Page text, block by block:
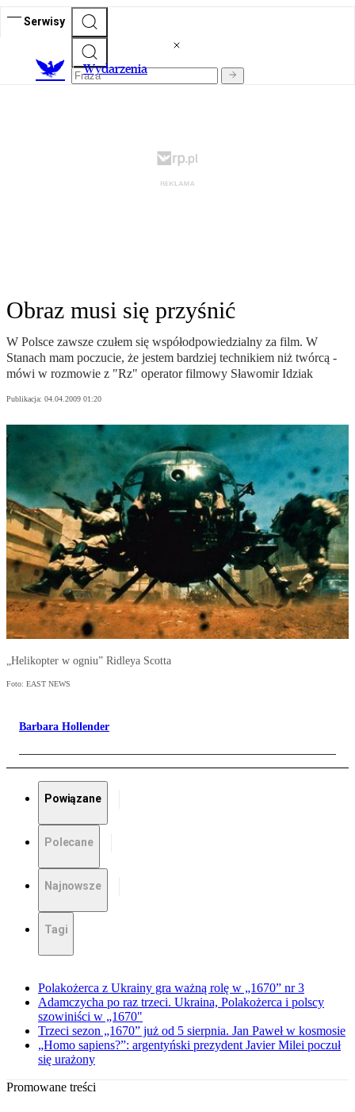
Serwisy
Wydarzenia
Obraz musi się przyśnić
W Polsce zawsze czułem się współodpowiedzialny za film. W
Stanach mam poczucie, że jestem bardziej technikiem niż twórcą -
mówi w rozmowie z "Rz" operator filmowy Sławomir Idziak
Publikacja: 04.04.2009 01:20
„Helikopter w ogniu” Ridleya Scotta
Foto: EAST NEWS
Barbara Hollender
Powiązane
Polecane
Najnowsze
Tagi
Polakożerca z Ukrainy gra ważną rolę w „1670” nr 3
Adamczycha po raz trzeci. Ukraina, Polakożerca i polscy
szowiniści w „1670"
Trzeci sezon „1670” już od 5 sierpnia. Jan Paweł w kosmosie
„Homo sapiens?”: argentyński prezydent Javier Milei poczuł
się urażony
Promowane treści